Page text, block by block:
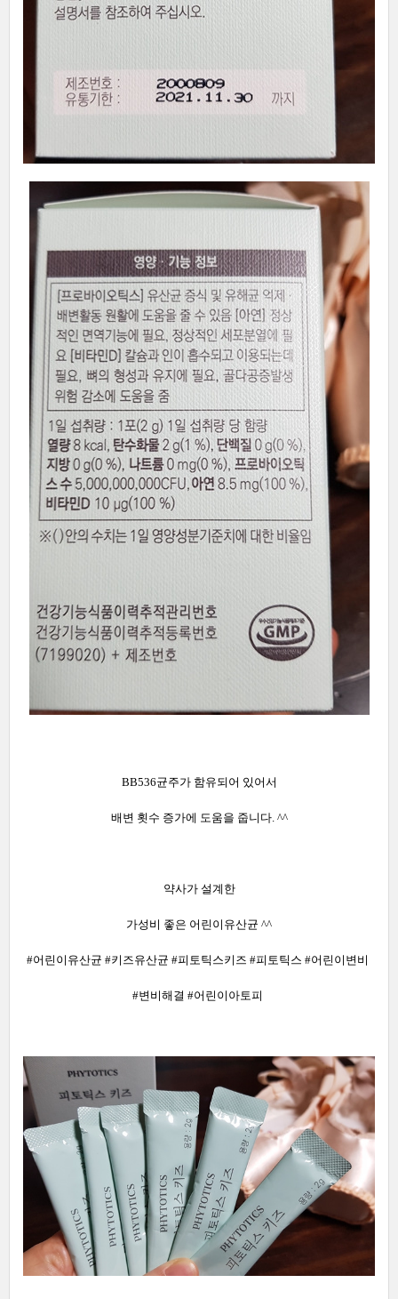
BB536균주가 함유되어 있어서
배변 횟수 증가에 도움을 줍니다. ^^
약사가 설계한
가성비 좋은 어린이유산균 ^^
#어린이유산균 #키즈유산균 #피토틱스키즈 #피토틱스 #어린이변비
#변비해결 #어린이아토피